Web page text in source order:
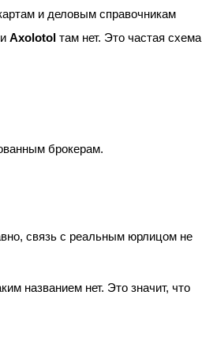
и деловым справочникам
Axolotol там нет. Это частая схема
брокерам.
связь с реальным юрлицом не
названием нет. Это значит, что